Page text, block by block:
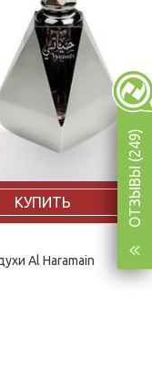
КУПИТЬ
Al Haramain
ОТЗЫВЫ (249)